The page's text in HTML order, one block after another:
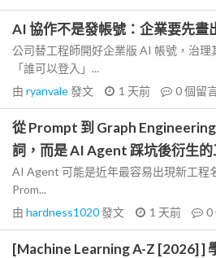
AI 協作不是發帳號：企業要先畫
公司替工程師開好企業版 AI 帳號，治
「誰可以登入」...
由 ryanvale發文 1 天前 0個留
從 Prompt 到 Graph
詞，而是 AI Agent 踩坑後衍生的
AI Agent 可能是近年最容易出現新工程
Prom...
由 hardness1020發文 1 天前 0
[Machine Learning A-Z [2026] ]